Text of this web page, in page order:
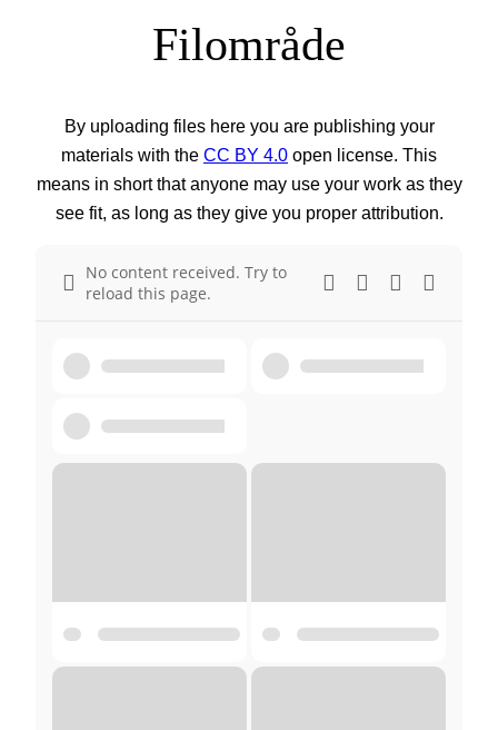
Filområde
By uploading files here you are publishing your
materials with the CC BY 4.0 open license. This
means in short that anyone may use your work as they
see fit, as long as they give you proper attribution.
No content received. Try to
reload this page.